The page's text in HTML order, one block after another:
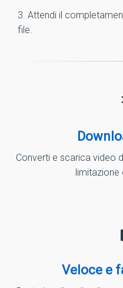
3. Attendi il
file.
Converti e scarica video
limitazione
Veloce e